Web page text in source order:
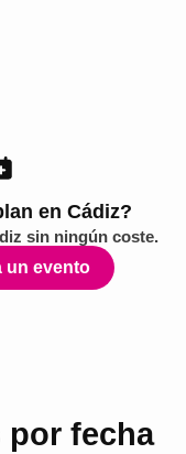
en Cádiz?
sin ningún coste.
un evento
por fecha